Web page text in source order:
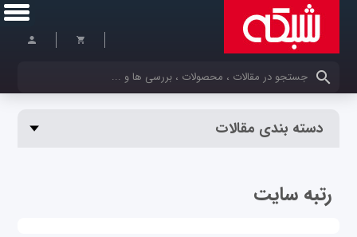
کلمات کلیدی خود را وارد کنید
دسته بندی مقالات
رتبه سایت